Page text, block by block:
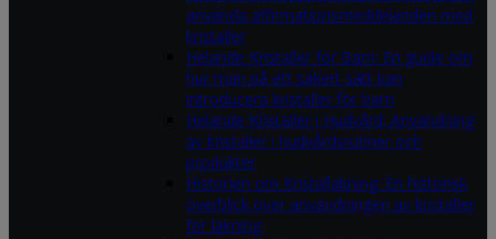
använda affirmationsmeddelanden med
kristaller
Helande Kristaller för Barn: En guide om
hur man på ett säkert sätt kan
introducera kristaller för barn
Helande Kristaller i Hudvård: Användning
av kristaller i hudvårdsrutiner och
produkter
Historien om Kristalläkning: En historisk
överblick över användningen av kristaller
för läkning